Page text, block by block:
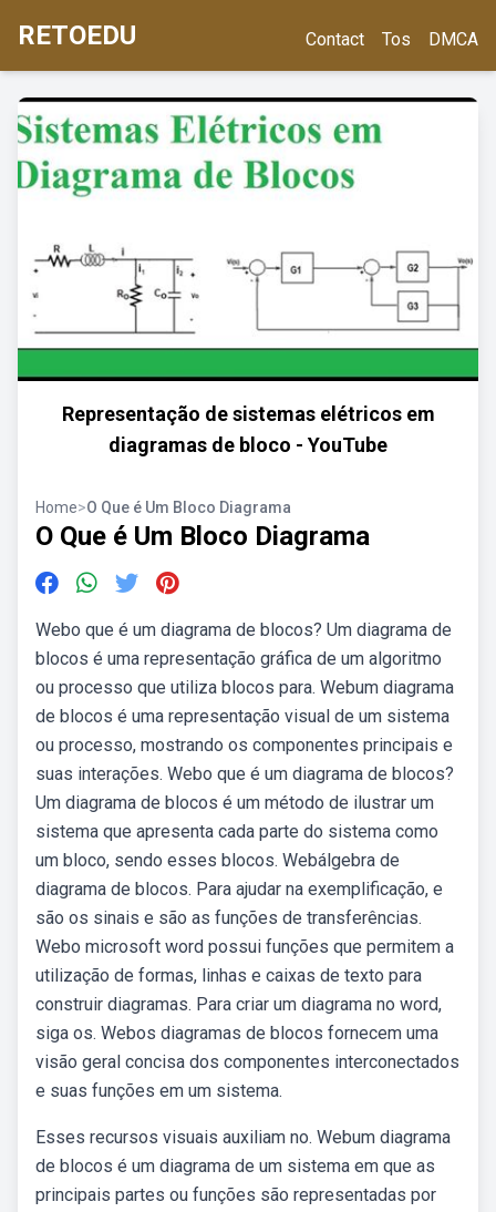
RETOEDU Contact Tos DMCA
Representação de sistemas elétricos em
diagramas de bloco - YouTube
Home>O Que é Um Bloco Diagrama
O Que é Um Bloco Diagrama
Webo que é um diagrama de blocos? Um diagrama de
blocos é uma representação gráfica de um algoritmo
ou processo que utiliza blocos para. Webum diagrama
de blocos é uma representação visual de um sistema
ou processo, mostrando os componentes principais e
suas interações. Webo que é um diagrama de blocos?
Um diagrama de blocos é um método de ilustrar um
sistema que apresenta cada parte do sistema como
um bloco, sendo esses blocos. Webálgebra de
diagrama de blocos. Para ajudar na exemplificação, e
são os sinais e são as funções de transferências.
Webo microsoft word possui funções que permitem a
utilização de formas, linhas e caixas de texto para
construir diagramas. Para criar um diagrama no word,
siga os. Webos diagramas de blocos fornecem uma
visão geral concisa dos componentes interconectados
e suas funções em um sistema.
Esses recursos visuais auxiliam no. Webum diagrama
de blocos é um diagrama de um sistema em que as
principais partes ou funções são representadas por